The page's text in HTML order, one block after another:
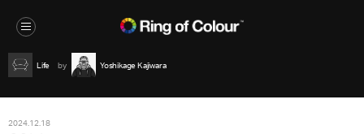
Life Yoshikage Kajiwara
2024.12.18